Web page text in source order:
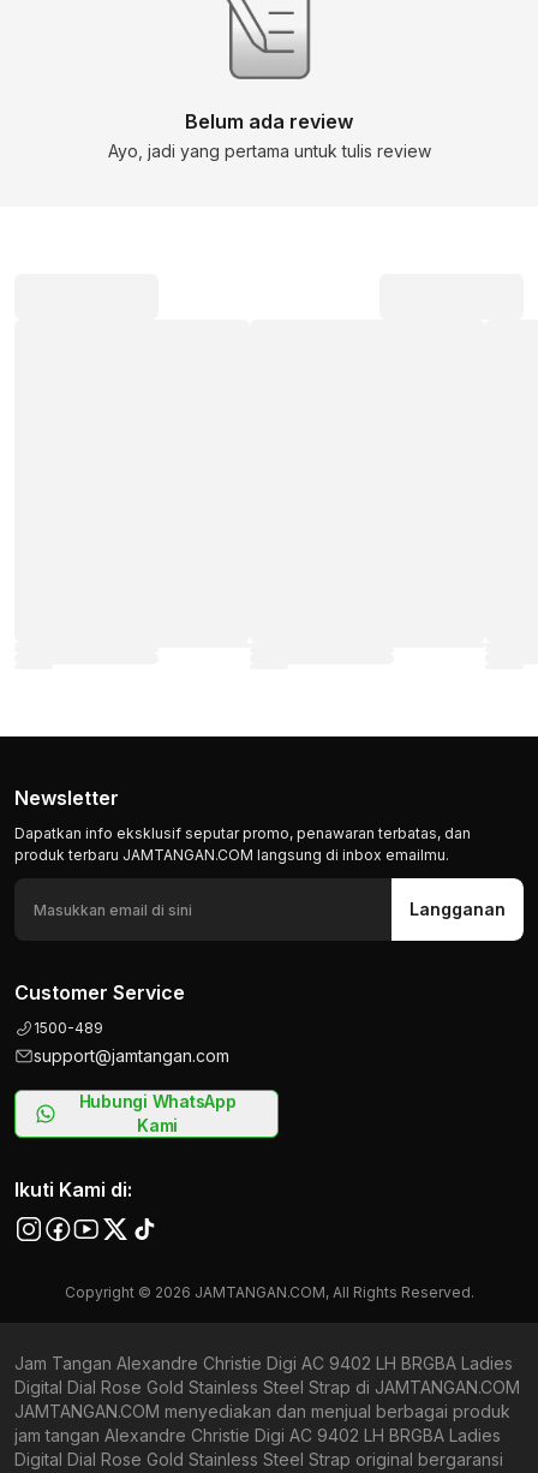
Newsletter
Dapatkan info eksklusif seputar promo, penawaran terbatas, dan
produk terbaru JAMTANGAN.COM langsung di inbox emailmu.
Langganan
Customer Service
1500-489
support@jamtangan.com
Hubungi WhatsApp
Kami
Ikuti Kami di:
Copyright © 2026 JAMTANGAN.COM, All Rights Reserved.
Jam Tangan Alexandre Christie Digi AC 9402 LH BRGBA Ladies
Digital Dial Rose Gold Stainless Steel Strap di JAMTANGAN.COM
JAMTANGAN.COM menyediakan dan menjual berbagai produk
jam tangan Alexandre Christie Digi AC 9402 LH BRGBA Ladies
Digital Dial Rose Gold Stainless Steel Strap original bergaransi
Belum ada review
Ayo, jadi yang pertama untuk tulis review